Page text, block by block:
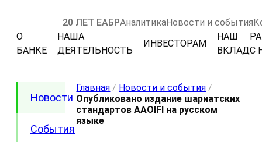
20 ЛЕТ ЕАБРАналитикаНовости и события
О
БАНКЕ
НАША
ДЕЯТЕЛЬНОСТЬ
ИНВЕСТОРАМ
НАШ
ВКЛАДС
Новости
События
Главная / Новости и события /
Опубликовано издание шариатских
стандартов AAOIFI на русском
языке